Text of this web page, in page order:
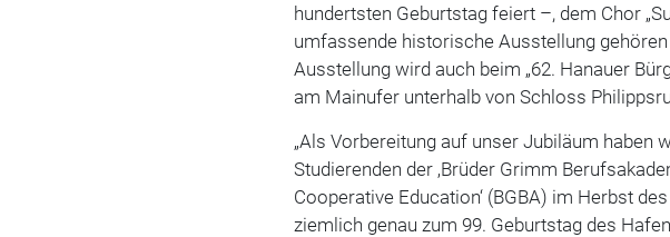
hundertsten Geburtstag feiert –, dem Chor
umfassende historische Ausstellung
Ausstellung wird auch beim „62. Hanauer
am Mainufer unterhalb von Schloss
„Als Vorbereitung auf unser Jubiläum haben
Studierenden der ‚Brüder Grimm
Cooperative Education‘ (BGBA) im Herbst
ziemlich genau zum 99. Geburtstag des